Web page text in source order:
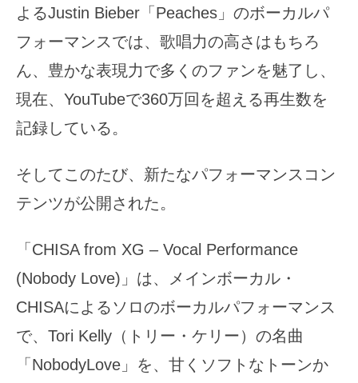
よるJustin Bieber「Peaches」のボーカルパ
フォーマンスでは、歌唱力の高さはもちろ
ん、豊かな表現力で多くのファンを魅了し、
現在、YouTubeで360万回を超える再生数を
記録している。
そしてこのたび、新たなパフォーマンスコン
テンツが公開された。
「CHISA from XG – Vocal Performance
(Nobody Love)」は、メインボーカル・
CHISAによるソロのボーカルパフォーマンス
で、Tori Kelly（トリー・ケリー）の名曲
「NobodyLove」を、甘くソフトなトーンか